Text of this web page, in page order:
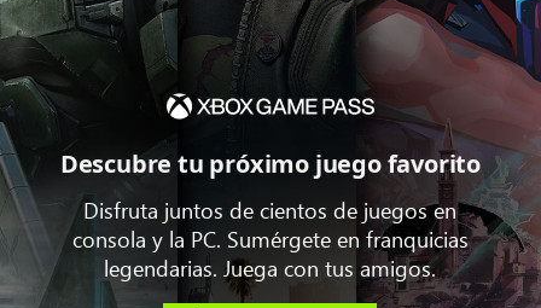
Descubre tu próximo juego favorito
Disfruta juntos de cientos de juegos en
consola y la PC. Sumérgete en franquicias
legendarias. Juega con tus amigos.